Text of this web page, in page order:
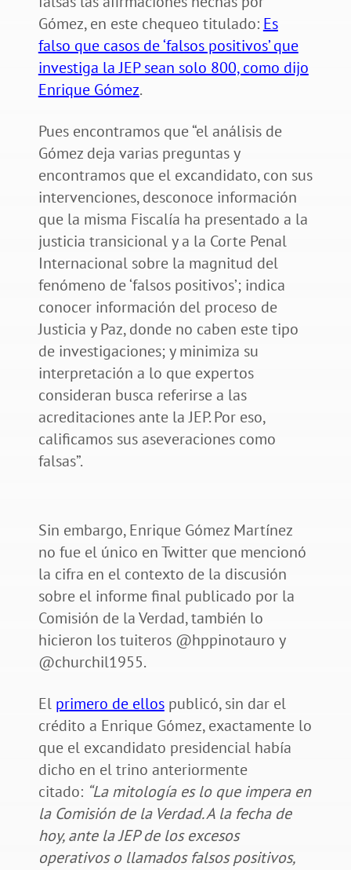
Gómez, en este chequeo titulado: Es
falso que casos de ‘falsos positivos’ que
investiga la JEP sean solo 800, como dijo
Enrique Gómez.
Pues encontramos que “el análisis de
Gómez deja varias preguntas y
encontramos que el excandidato, con sus
intervenciones, desconoce información
que la misma Fiscalía ha presentado a la
justicia transicional y a la Corte Penal
Internacional sobre la magnitud del
fenómeno de ‘falsos positivos’; indica
conocer información del proceso de
Justicia y Paz, donde no caben este tipo
de investigaciones; y minimiza su
interpretación a lo que expertos
consideran busca referirse a las
acreditaciones ante la JEP. Por eso,
calificamos sus aseveraciones como
falsas”.
Sin embargo, Enrique Gómez Martínez
no fue el único en Twitter que mencionó
la cifra en el contexto de la discusión
sobre el informe final publicado por la
Comisión de la Verdad, también lo
hicieron los tuiteros @hppinotauro y
@churchil1955.
El primero de ellospublicó, sin dar el
crédito a Enrique Gómez, exactamente lo
que el excandidato presidencial había
dicho en el trino anteriormente
citado: “La mitología es lo que impera en
la Comisión de la Verdad. A la fecha de
hoy, ante la JEP de los excesos
operativos o llamados falsos positivos,